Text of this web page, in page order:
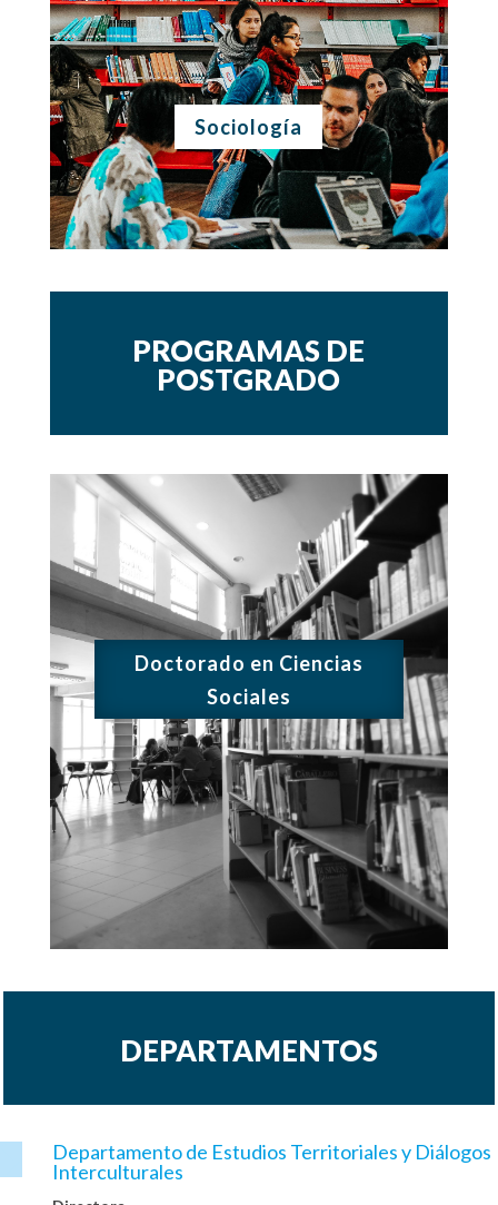
Sociología
PROGRAMAS DE
POSTGRADO
Doctorado en Ciencias
Sociales
DEPARTAMENTOS
Departamento de Estudios Territoriales y Diálogos
Interculturales